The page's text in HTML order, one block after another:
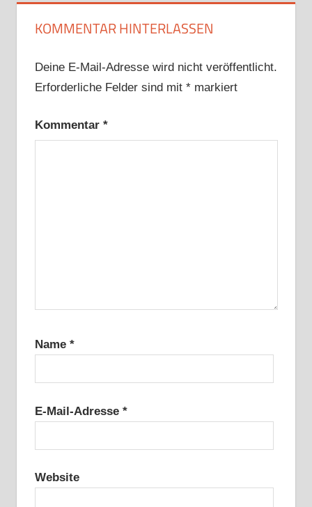
KOMMENTAR HINTERLASSEN
Deine E-Mail-Adresse wird nicht veröffentlicht.
Erforderliche Felder sind mit *markiert
Kommentar *
Name *
E-Mail-Adresse *
Website